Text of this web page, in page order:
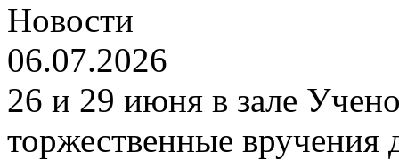
Новости
06.07.2026
26 и 29 июня в зале
торжественные